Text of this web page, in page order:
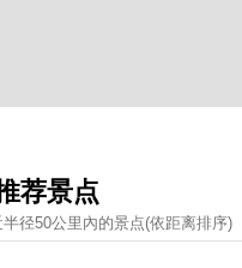
荐景点
径50公里內的景点(依距离排序)